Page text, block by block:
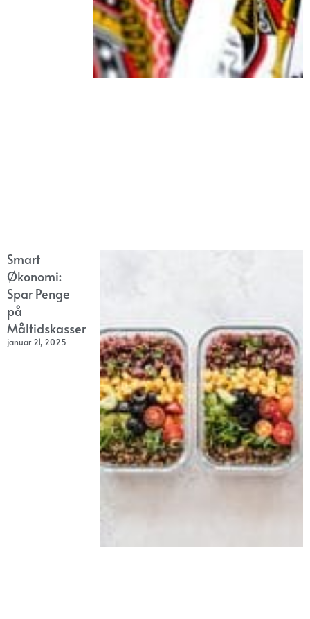
Smart
Økonomi:
Spar Penge
på
Måltidskasser
januar 21, 2025